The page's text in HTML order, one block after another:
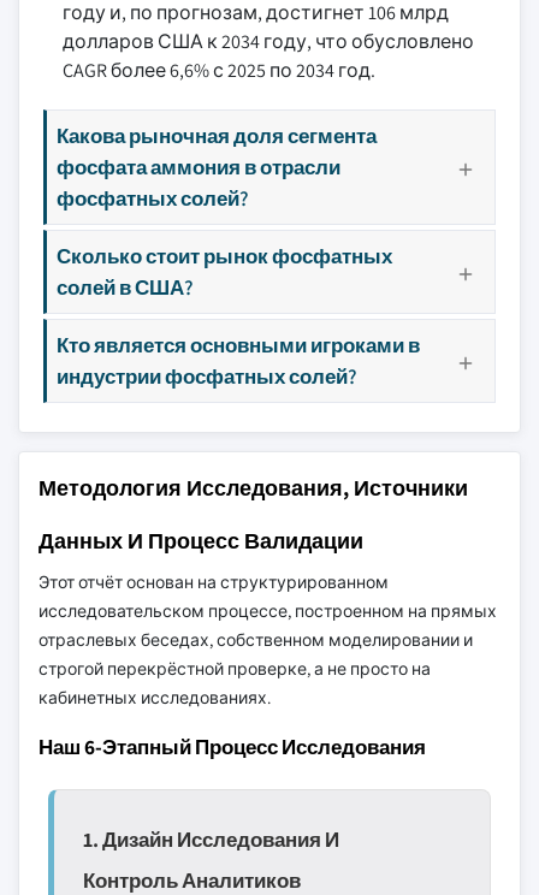
году и, по прогнозам, достигнет 106 млрд
долларов США к 2034 году, что обусловлено
CAGR более 6,6% с 2025 по 2034 год.
Какова рыночная доля сегмента
фосфата аммония в отрасли
фосфатных солей?
Сколько стоит рынок фосфатных
солей в США?
Кто является основными игроками в
индустрии фосфатных солей?
Методология Исследования, Источники
Данных И Процесс Валидации
Этот отчёт основан на структурированном
исследовательском процессе, построенном на прямых
отраслевых беседах, собственном моделировании и
строгой перекрёстной проверке, а не просто на
кабинетных исследованиях.
Наш 6-Этапный Процесс Исследования
1. Дизайн Исследования И
Контроль Аналитиков